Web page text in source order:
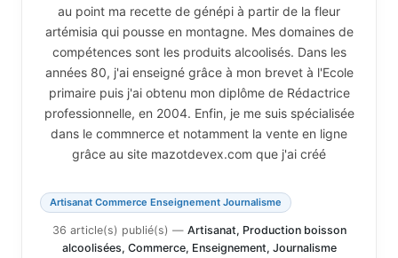
au point ma recette de génépi à partir de la fleur
artémisia qui pousse en montagne. Mes domaines de
compétences sont les produits alcoolisés. Dans les
années 80, j'ai enseigné grâce à mon brevet à l'Ecole
primaire puis j'ai obtenu mon diplôme de Rédactrice
professionnelle, en 2004. Enfin, je me suis spécialisée
dans le commnerce et notamment la vente en ligne
grâce au site mazotdevex.com que j'ai créé
Artisanat Commerce Enseignement Journalisme
36 article(s) publié(s) — Artisanat, Production boisson
alcoolisées, Commerce, Enseignement, Journalisme